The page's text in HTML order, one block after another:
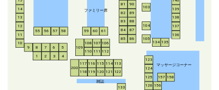
ファミリー席
マッサージコーナー
雑誌
1 2 3 4
5
6
7
8
9
10
11
12
13
14
55 56 57 58 59 60 61
81
82
83
84
85 86
87
88
89
90
103
104
105
106
107
108
109
110 111 112
113
114
115
116
117
118 119 120 121 122
123
124
125
126
133
134 135
136
137
138
139
156
157 158
200